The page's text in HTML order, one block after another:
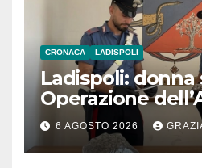
CRONACA LADISPOLI
Ladispoli: donna
Operazione
6 AGOSTO 2026